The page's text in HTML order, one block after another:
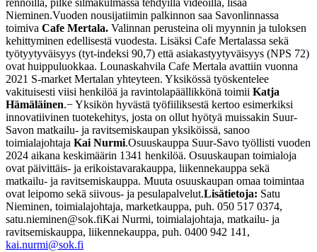
rennoilla, pilke silmäkulmassa tehdyillä videoilla, lisää
Nieminen.Vuoden nousijatiimin palkinnon saa Savonlinnassa
toimiva Cafe Mertala. Valinnan perusteina oli myynnin ja tuloksen
kehittyminen edellisestä vuodesta. Lisäksi Cafe Mertalassa sekä
työtyytyväisyys (tyt-indeksi 90,7) että asiakastyytyväisyys (NPS 72)
ovat huippuluokkaa. Lounaskahvila Cafe Mertala avattiin vuonna
2021 S-market Mertalan yhteyteen. Yksikössä työskentelee
vakituisesti viisi henkilöä ja ravintolapäällikkönä toimii Katja
Hämäläinen.− Yksikön hyvästä työfiiliksestä kertoo esimerkiksi
innovatiivinen tuotekehitys, josta on ollut hyötyä muissakin Suur-
Savon matkailu- ja ravitsemiskaupan yksiköissä, sanoo
toimialajohtaja Kai Nurmi.Osuuskauppa Suur-Savo työllisti vuoden
2024 aikana keskimäärin 1341 henkilöä. Osuuskaupan toimialoja
ovat päivittäis- ja erikoistavarakauppa, liikennekauppa sekä
matkailu- ja ravitsemiskauppa. Muuta osuuskaupan omaa toimintaa
ovat leipomo sekä siivous- ja pesulapalvelut.Lisätietoja: Satu
Nieminen, toimialajohtaja, marketkauppa, puh. 050 517 0374,
satu.nieminen@sok.fiKai Nurmi, toimialajohtaja, matkailu- ja
ravitsemiskauppa, liikennekauppa, puh. 0400 942 141,
kai.nurmi@sok.fi